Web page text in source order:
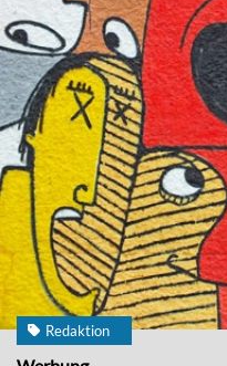
Redaktion